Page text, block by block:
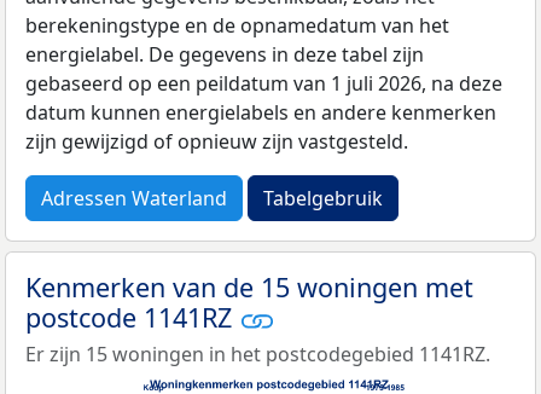
berekeningstype en de opnamedatum van het
energielabel. De gegevens in deze tabel zijn
gebaseerd op een peildatum van 1 juli 2026, na deze
datum kunnen energielabels en andere kenmerken
zijn gewijzigd of opnieuw zijn vastgesteld.
Adressen Waterland Tabelgebruik
Kenmerken van de 15 woningen met
postcode 1141RZ
Er zijn 15 woningen in het postcodegebied 1141RZ.